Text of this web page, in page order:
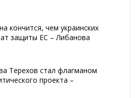
кончится, чем украинских
защиты ЕС – Либанова
Терехов стал флагманом
проекта –